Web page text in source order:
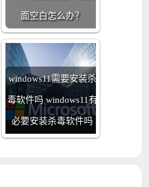
面空白怎么办？
windows11需要安装杀
毒软件吗 windows11有
必要安装杀毒软件吗